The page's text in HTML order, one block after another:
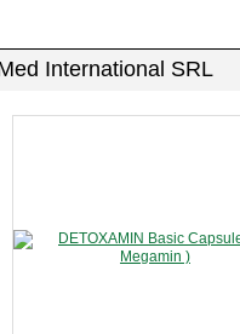
International SRL